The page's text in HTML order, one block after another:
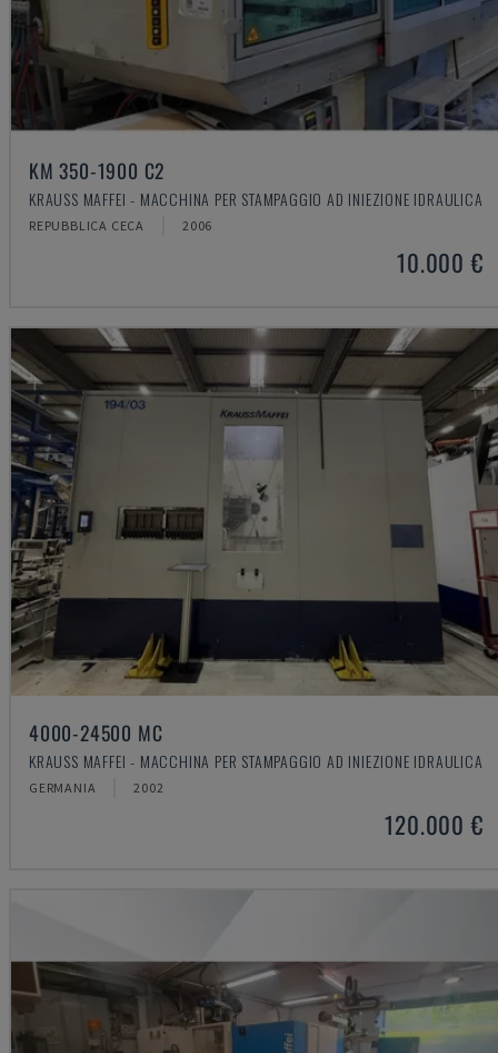
KM 350-1900 C2
KRAUSS MAFFEI - MACCHINA PER STAMPAGGIO AD INIEZIONE IDRAULICA
REPUBBLICA CECA 2006
10.000 €
4000-24500 MC
KRAUSS MAFFEI - MACCHINA PER STAMPAGGIO AD INIEZIONE IDRAULICA
GERMANIA 2002
120.000 €